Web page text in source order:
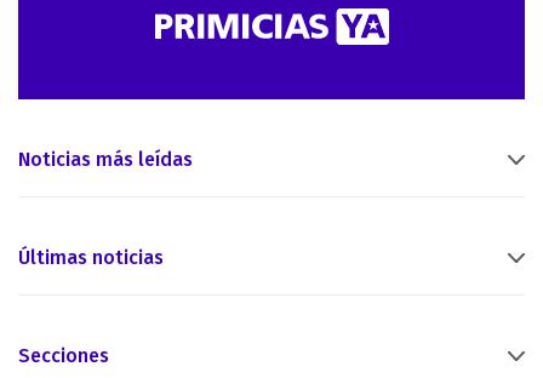
Noticias más leídas
Últimas noticias
Secciones